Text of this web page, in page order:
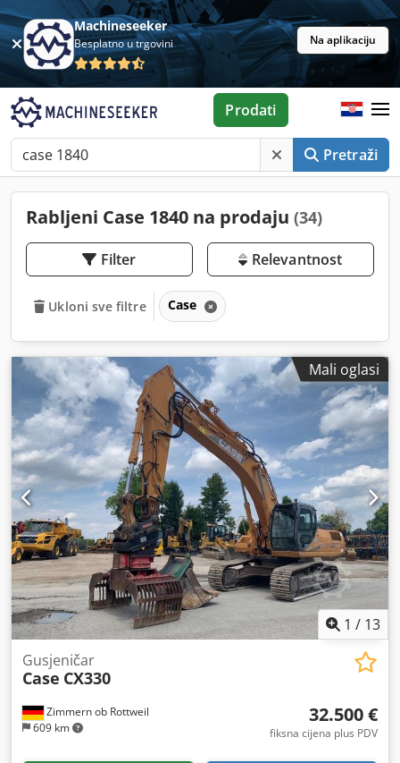
Machineseeker
Besplatno u trgovini Na aplikaciju
Pretraži
Prodati
Rabljeni Case 1840 na prodaju (34)
Filter Relevantnost
Ukloni sve filtre Case
Mali oglasi
1 / 13
Zimmern ob Rottweil
609 km
Gusjeničar
Case CX330
32.500 €
fiksna cijena plus PDV